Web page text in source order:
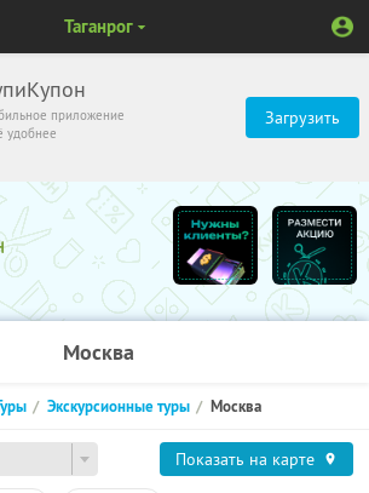
приложение
удобнее
Загрузить
Таганрог
Москва
Экскурсионные туры Москва
Показать на карте